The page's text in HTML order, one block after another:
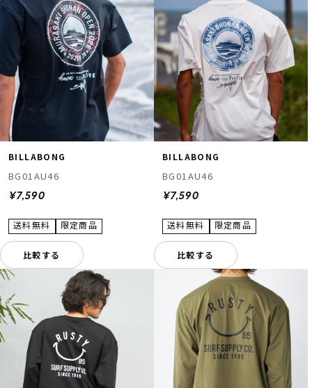
BILLABONG
BG01AU46
¥7,590
比較する
BILLABONG
BG01AU46
¥7,590
比較する